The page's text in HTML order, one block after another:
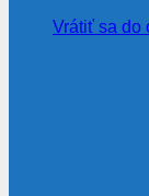
Vrátiť sa do